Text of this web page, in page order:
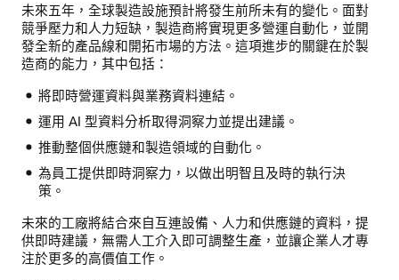
未來五年，全球製造設施預計將發生前所未有的變化。面對
競爭壓力和人力短缺，製造商將實現更多營運自動化，並開
發全新的產品線和開拓市場的方法。這項進步的關鍵在於製
造商的能力，其中包括：
將即時營運資料與業務資料連結。
運用 AI 型資料分析取得洞察力並提出建議。
推動整個供應鏈和製造領域的自動化。
為員工提供即時洞察力，以做出明智且及時的執行決
策。
未來的工廠將結合來自互連設備、人力和供應鏈的資料，提
供即時建議，無需人工介入即可調整生產，並讓企業人才專
注於更多的高價值工作。